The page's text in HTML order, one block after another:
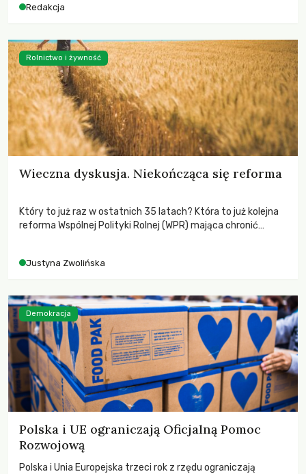
Redakcja
Wieczna dyskusja. Niekończąca się reforma
Który to już raz w ostatnich 35 latach? Która to już kolejna
reforma Wspólnej Polityki Rolnej (WPR) mająca chronić
Justyna Zwolińska
Rolnictwo i żywność
Polska i UE ograniczają Oficjalną Pomoc
Rozwojową
Polska i Unia Europejska trzeci rok z rzędu ograniczają
Demokracja